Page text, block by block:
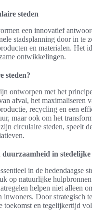
steden
een innovatief
stadsplanning door in te
en materialen. Het
ontwikkelingen.
steden?
ontworpen met het
afval, het maximaliseren
recycling en een
maar ook om het
circulaire steden, speelt
duurzaamheid in
in de hedendaagse
op natuurlijke
helpen niet alleen
Door strategisch
toekomst en tegelijkertijd